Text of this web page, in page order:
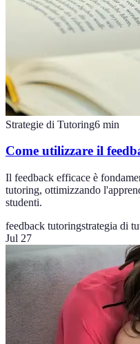
Strategie di Tutoring6 min
Come utilizzare il
Il feedback efficace è
tutoring, ottimizzando
studenti.
feedback tutoringstrategia di
Jul 27